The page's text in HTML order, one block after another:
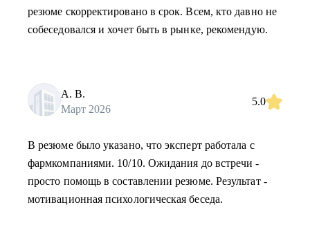
резюме скорректировано в срок. Всем, кто давно не
собеседовался и хочет быть в рынке, рекомендую.
А. В.
Март 2026
5.0
В резюме было указано, что эксперт работала с
фармкомпаниями. 10/10. Ожидания до встречи -
просто помощь в составлении резюме. Результат -
мотивационная психологическая беседа.